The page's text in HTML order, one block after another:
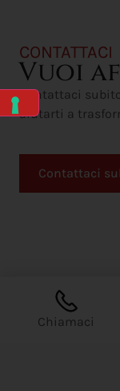
CONTATTACI
Vuoi
Contattaci
aiutarti a
Contattaci
Chiamaci